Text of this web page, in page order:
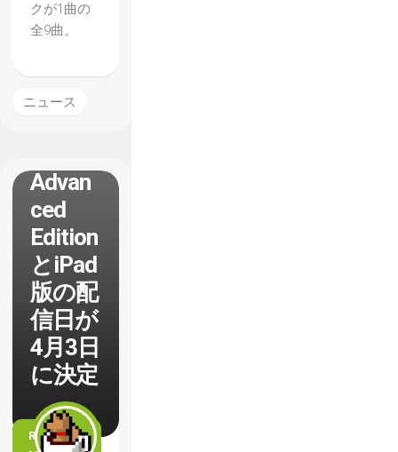
クが1曲の
全9曲。
ニュース
Advan
ced
Edition
とiPad
版の配
信日が
4月3日
に決定
READ